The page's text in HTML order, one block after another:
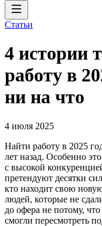
Статьи
4 истории
работу в
ни на что
4 июля 2025
Найти работу в 2025
лет назад. Особенно
с высокой
претендуют десятки
кто находит свою
людей, которые не
до офера не потому,
смогли пересмотреть